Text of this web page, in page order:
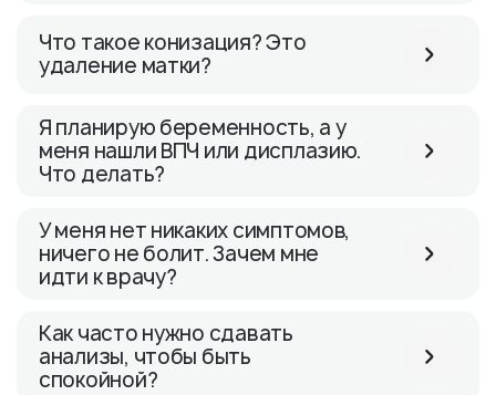
Что такое конизация? Это
удаление матки?
Я планирую беременность, а у
меня нашли ВПЧ или дисплазию.
Что делать?
У меня нет никаких симптомов,
ничего не болит. Зачем мне
идти к врачу?
Как часто нужно сдавать
анализы, чтобы быть
спокойной?